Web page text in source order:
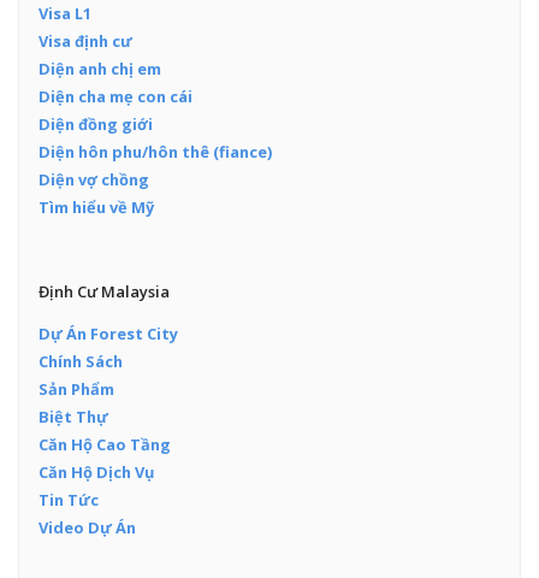
Visa L1
Visa định cư
Diện anh chị em
Diện cha mẹ con cái
Diện đồng giới
Diện hôn phu/hôn thê (fiance)
Diện vợ chồng
Tìm hiểu về Mỹ
Định Cư Malaysia
Dự Án Forest City
Chính Sách
Sản Phẩm
Biệt Thự
Căn Hộ Cao Tầng
Căn Hộ Dịch Vụ
Tin Tức
Video Dự Án